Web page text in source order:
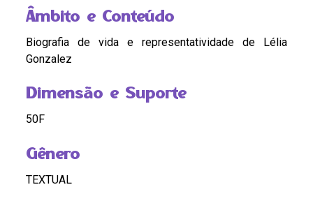
Âmbito e Conteúdo
Biografia de vida e representatividade de Lélia
Gonzalez
Dimensão e Suporte
50F
Gênero
TEXTUAL